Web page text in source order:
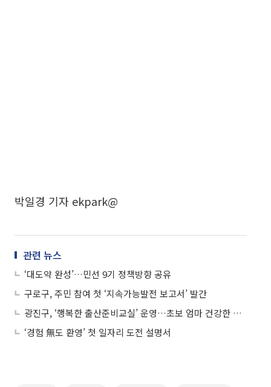
박일경 기자 ekpark@
관련 뉴스
‘대도약 완성’…민선 9기 정책방향 공유
구로구, 주민 참여 첫 ‘지속가능발전 보고서’ 발간
광진구, ‘행복한 출산준비교실’ 운영…초보 엄마 건강한 출산 돕는다
‘경험 無도 환영’ 첫 일자리 도전 설명서